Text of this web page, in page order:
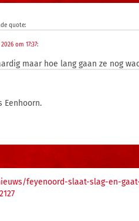
quote:
om 17:37:
maar hoe lang gaan ze nog
Eenhoorn.
feyenoord-slaat-slag-en-